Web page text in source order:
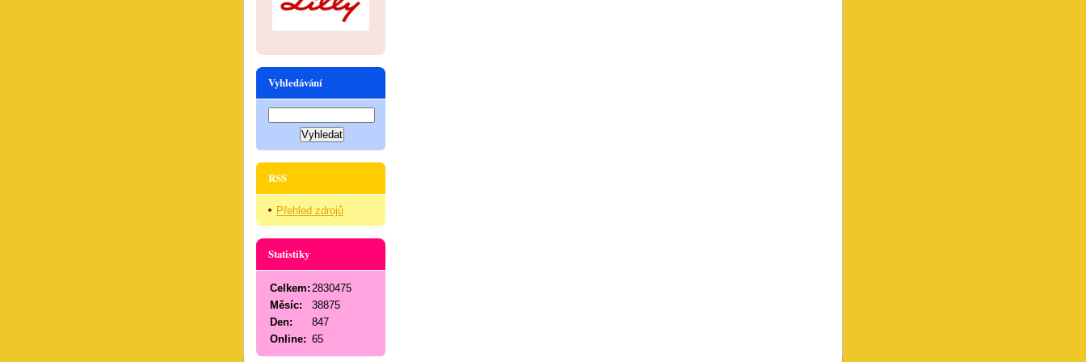
Vyhledávání
RSS
Přehled zdrojů
Statistiky
Online: 65
Celkem: 2830475
Měsíc:
38875
Den:
847